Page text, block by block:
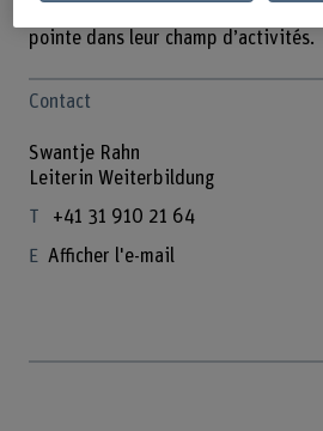
pointe dans leur champ d’activités.
Contact
Swantje Rahn
Leiterin Weiterbildung
+41 31 910 21 64
Afficher l'e-mail